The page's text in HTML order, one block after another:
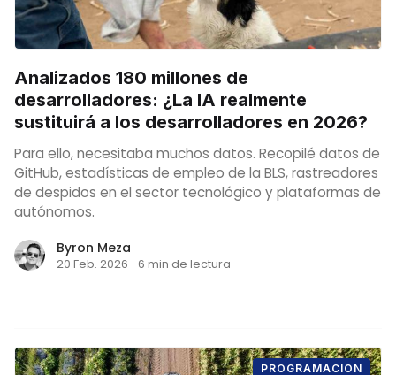
Analizados 180 millones de
desarrolladores: ¿La IA realmente
sustituirá a los desarrolladores en 2026?
Para ello, necesitaba muchos datos. Recopilé datos de
GitHub, estadísticas de empleo de la BLS, rastreadores
de despidos en el sector tecnológico y plataformas de
autónomos.
Byron Meza
20 Feb. 2026 · 6 min de lectura
PROGRAMACION